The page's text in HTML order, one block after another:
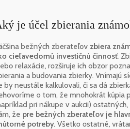
je účel zbierania
bežných zberateľov zbiera
cieľavedomú investičnú činnosť.
relaxácie, rozširuje ich obzor
a budovania zbierky. Vnímajú
by neustále kalkulovali, či sa dá
o tom, že mnohokrát kúpia
pri nákupe v aukcii)
že pre bežných zberateľov je
potreby. Všetko ostatné,